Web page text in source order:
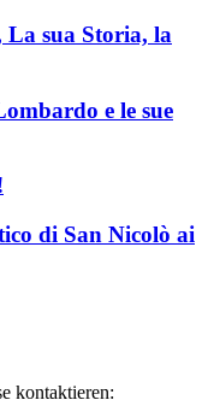
sua Storia, la
e le sue
di San Nicolò ai
kontaktieren: